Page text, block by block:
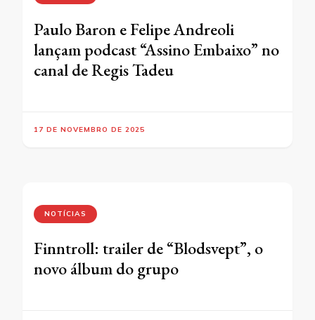
Paulo Baron e Felipe Andreoli
lançam podcast “Assino Embaixo” no
canal de Regis Tadeu
17 DE NOVEMBRO DE 2025
NOTÍCIAS
Finntroll: trailer de “Blodsvept”, o
novo álbum do grupo